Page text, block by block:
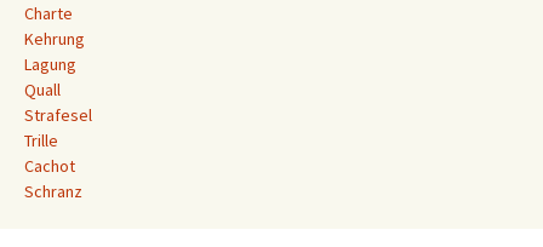
Charte
Kehrung
Lagung
Quall
Strafesel
Trille
Cachot
Schranz